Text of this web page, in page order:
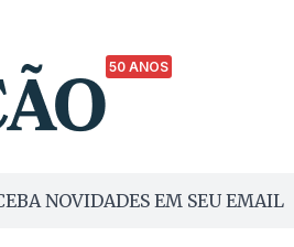
50 ANOS
NOVIDADES EM SEU EMAIL